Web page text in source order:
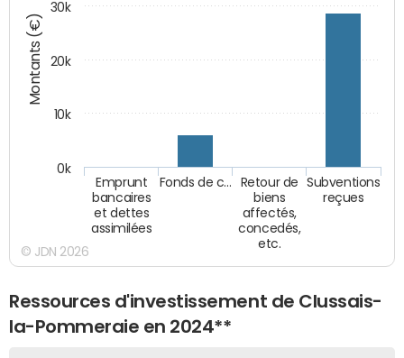
Montants (€)
Emprunt
bancaires
et dettes
assimilées
Fonds de c…
Retour de
biens
affectés,
concedés,
etc.
Subventions
reçues
0k
10k
20k
30k
© JDN 2026
Ressources d'investissement de Clussais-
la-Pommeraie en 2024**